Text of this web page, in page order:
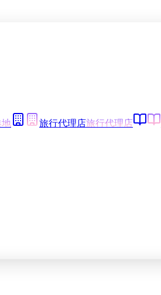
地 旅行代理店旅行代理店